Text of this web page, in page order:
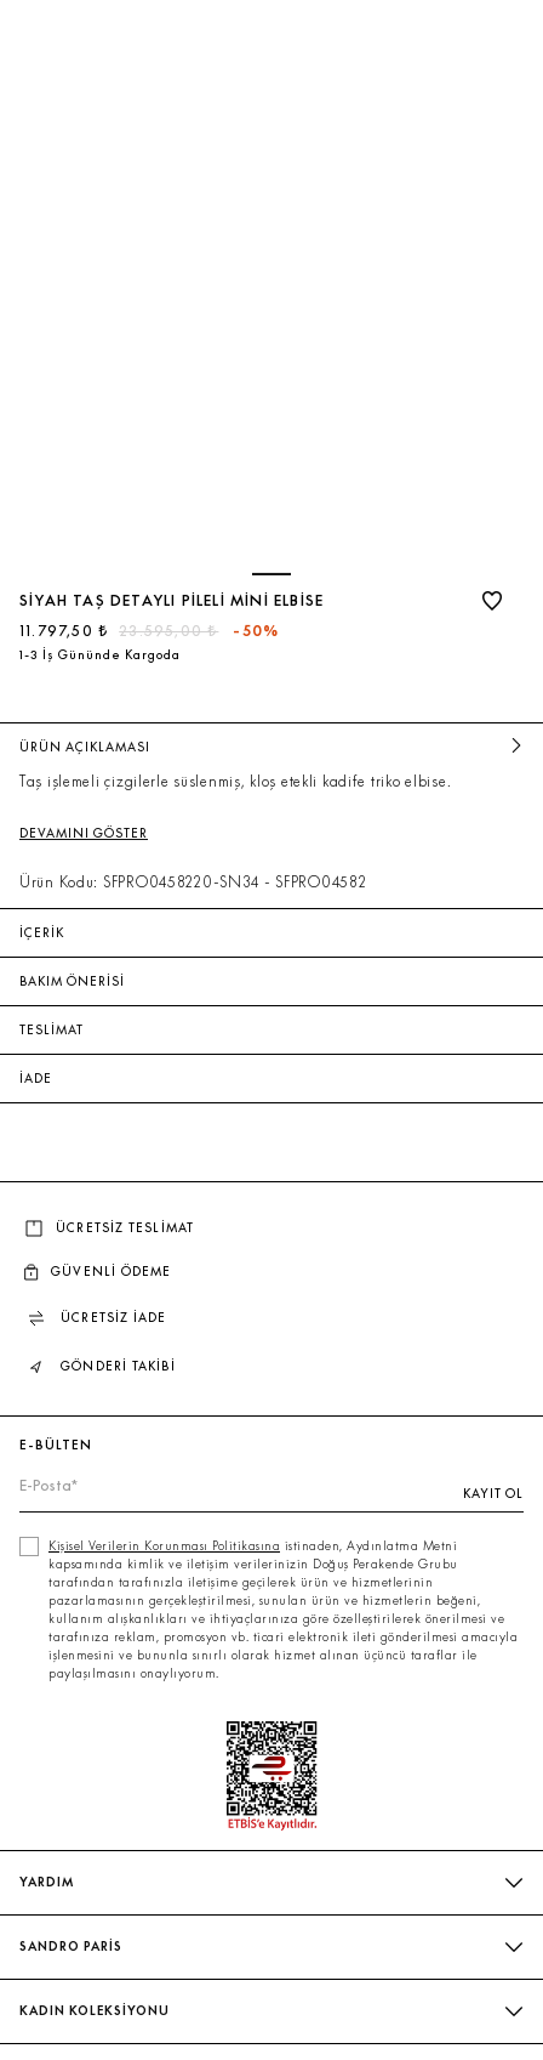
SIYAH TAŞ DETAYLI PILELI MINI ELBISE
23.595,00 ₺
11.797,50 ₺ -50%
1-3 İş Gününde Kargoda
ÜRÜN AÇIKLAMASI
Taş işlemeli çizgilerle süslenmiş, kloş etekli kadife triko elbise.
DEVAMINI GÖSTER
Ürün Kodu: SFPRO0458220-SN34 - SFPRO04582
İÇERİK
BAKIM ÖNERİSİ
TESLİMAT
İADE
ÜCRETSİZ TESLİMAT
GÜVENLİ ÖDEME
ÜCRETSİZ İADE
GÖNDERİ TAKİBİ
E-BÜLTEN
KAYIT OL
Kişisel Verilerin Korunması Politikasına istinaden, Aydınlatma Metni
kapsamında kimlik ve iletişim verilerinizin Doğuş Perakende Grubu
tarafından tarafınızla iletişime geçilerek ürün ve hizmetlerinin
pazarlamasının gerçekleştirilmesi, sunulan ürün ve hizmetlerin beğeni,
kullanım alışkanlıkları ve ihtiyaçlarınıza göre özelleştirilerek önerilmesi ve
tarafınıza reklam, promosyon vb. ticari elektronik ileti gönderilmesi amacıyla
işlenmesini ve bununla sınırlı olarak hizmet alınan üçüncü taraflar ile
paylaşılmasını onaylıyorum.
YARDIM
TESLIMAT VE İADE
SANDRO PARİS
KADIN KOLEKSİYONU